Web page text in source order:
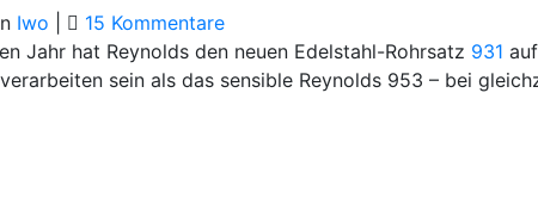
Iwo 15 Kommentarezu
Reynolds
931:
Jahr hat Reynolds den neuen Edelstahl-Rohrsatz 931
sein als das sensible Reynolds 953 – bei